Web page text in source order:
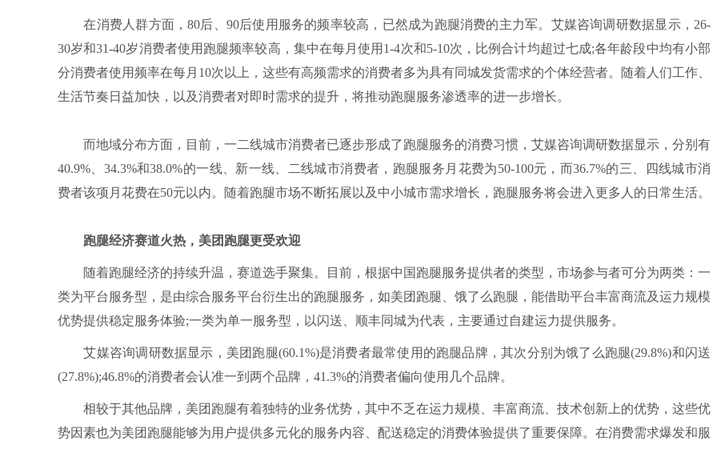
在消费人群方面，80后、90后使用服务的频率较高，已然成为跑腿消费的主力军。艾媒咨询调研数据显示，26-
30岁和31-40岁消费者使用跑腿频率较高，集中在每月使用1-4次和5-10次，比例合计均超过七成;各年龄段中均有小部
分消费者使用频率在每月10次以上，这些有高频需求的消费者多为具有同城发货需求的个体经营者。随着人们工作、
生活节奏日益加快，以及消费者对即时需求的提升，将推动跑腿服务渗透率的进一步增长。
而地域分布方面，目前，一二线城市消费者已逐步形成了跑腿服务的消费习惯，艾媒咨询调研数据显示，分别有
40.9%、34.3%和38.0%的一线、新一线、二线城市消费者，跑腿服务月花费为50-100元，而36.7%的三、四线城市消
费者该项月花费在50元以内。随着跑腿市场不断拓展以及中小城市需求增长，跑腿服务将会进入更多人的日常生活。
跑腿经济赛道火热，美团跑腿更受欢迎
随着跑腿经济的持续升温，赛道选手聚集。目前，根据中国跑腿服务提供者的类型，市场参与者可分为两类：一
类为平台服务型，是由综合服务平台衍生出的跑腿服务，如美团跑腿、饿了么跑腿，能借助平台丰富商流及运力规模
优势提供稳定服务体验;一类为单一服务型，以闪送、顺丰同城为代表，主要通过自建运力提供服务。
艾媒咨询调研数据显示，美团跑腿(60.1%)是消费者最常使用的跑腿品牌，其次分别为饿了么跑腿(29.8%)和闪送
(27.8%);46.8%的消费者会认准一到两个品牌，41.3%的消费者偏向使用几个品牌。
相较于其他品牌，美团跑腿有着独特的业务优势，其中不乏在运力规模、丰富商流、技术创新上的优势，这些优
势因素也为美团跑腿能够为用户提供多元化的服务内容、配送稳定的消费体验提供了重要保障。在消费需求爆发和服